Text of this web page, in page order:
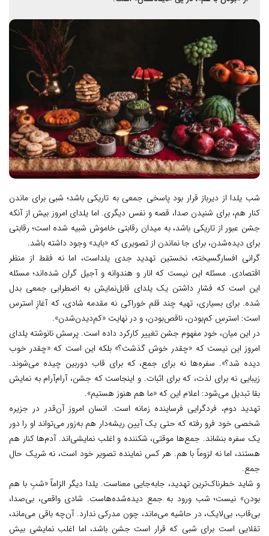
شب یلدا از دیرباز قرار بود پاسخی جمعی به تاریکی باشد؛ شبی برای ماندن
کنار هم، برای شنیدن صدا، قصه و نفس دیگری. اما یلدای امروز بیش از آنکه
جشن عبور از تاریکی باشد، به میدان رقابتی خاموش شبیه شده است؛ رقابتی
برای دیده‌شدن، برای جا نماندن از تصویری که «باید» وجود داشته باشد.
گرانی افسارگسیخته، نخستین تهدید جدی یلداست، اما نه فقط از منظر
اقتصادی. مسئله این نیست که انار و هندوانه و آجیل گران شده‌اند؛ مسئله
این است که فشارِ داشتن یک یلدای قابل‌نمایش به اضطرابی جمعی بدل
شده. برای بسیاری، تهیه چند قلم خوراکی نه مقدمه شادی، که آغازِ استرس
است: استرسِ کم‌بودن، ناقص‌بودن، و در نهایت «کم‌دیدن‌شدن».
در این میان، خودِ مفهوم جشن تغییر کارکرد داده است. پرسش نانوشته یلدای
امروز این نیست که «چقدر خوش گذشت؟» بلکه این است که «چقدر خوب
دیده شد؟». سفره‌ها نه برای جمع، که برای قاب دوربین چیده می‌شوند.
زیبایی نه برای لذت، که برای اثبات. و اینجاست که جشن، آرام‌آرام به نمایش
بقا تبدیل می‌شود: اعلام این که «ما هم هنوز هستیم».
تهدید دوم، فردگرایی فرساینده زمانه است. انسان امروز آن‌قدر در جزیره
شخصی خود فرو رفته که حتی یک آیین ریشه‌دار هم به‌زور می‌تواند او را دور
یک سفره بنشاند. جمع‌ها موقتی، شکننده و اغلب نمایشی‌اند. آدم‌ها کنار هم
هستند، اما نه لزوماً با هم. هر کس نماینده تصویر خود است، نه شریک حال
جمع.
و شاید خطرناک‌ترین تهدید، جا‌به‌جایی معناست. یلدا دیگر الزاماً «شبِ با هم
بودن» نیست؛ شب ورود به جمع دیده‌شده‌هاست. شادی واقعی، بی‌صدا،
بی‌قاب، بی‌لایک، در حاشیه می‌ماند، چون مدرکی ندارد. آن‌چه باقی می‌ماند،
تقلایی است برای شبی که قرار است جشن باشد، اما اغلب نمایشی بیش